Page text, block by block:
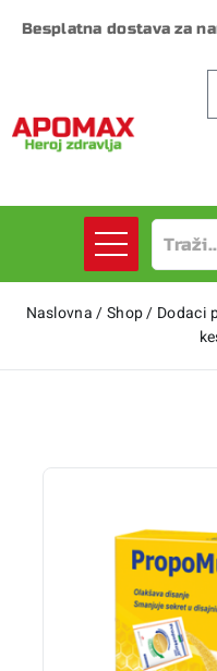
Besplatna dostava za
Naslovna /Shop/ Dodaci